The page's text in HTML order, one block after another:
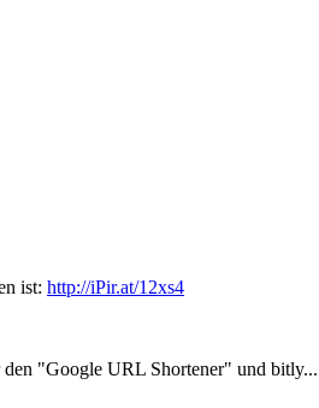
ist: http://iPir.at/12xs4
"Google URL Shortener" und